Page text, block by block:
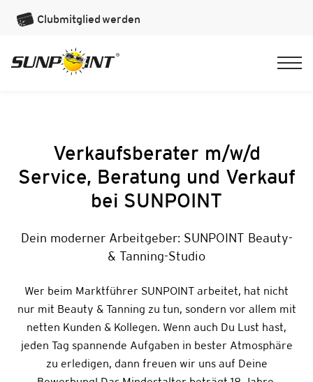
Clubmitgliedwerden
Verkaufsberater m/w/d
Service, Beratung und Verkauf
bei SUNPOINT
Dein moderner Arbeitgeber: SUNPOINT Beauty-
& Tanning-Studio
Wer beim Marktführer SUNPOINT arbeitet, hat nicht
nur mit Beauty & Tanning zu tun, sondern vor allem mit
netten Kunden & Kollegen. Wenn auch Du Lust hast,
jeden Tag spannende Aufgaben in bester Atmosphäre
zu erledigen, dann freuen wir uns auf Deine